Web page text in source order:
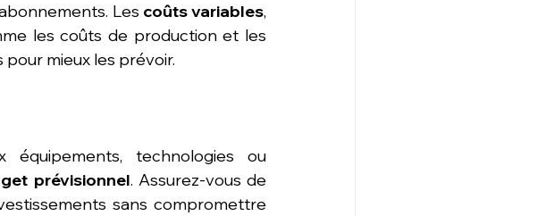
Les coûts variables,
les coûts de production et les
mieux les prévoir.
technologies ou
prévisionnel. Assurez-vous de
sans compromettre